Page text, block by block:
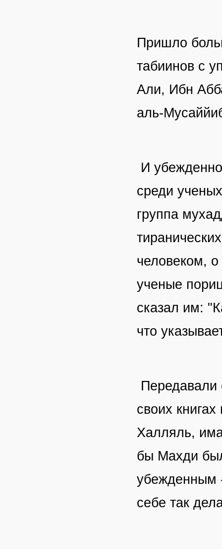
Пришло
табиинов с
Али, Ибн
аль-
И
среди
группа
человеком,
ученые
сказал им:
что
своих
Халляль,
бы Махди
убежденным
себе так